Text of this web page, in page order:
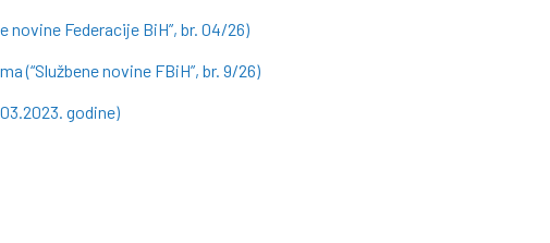
Federacije BiH”, br. 04/26)
(“Službene novine FBiH”, br. 9/26)
godine)